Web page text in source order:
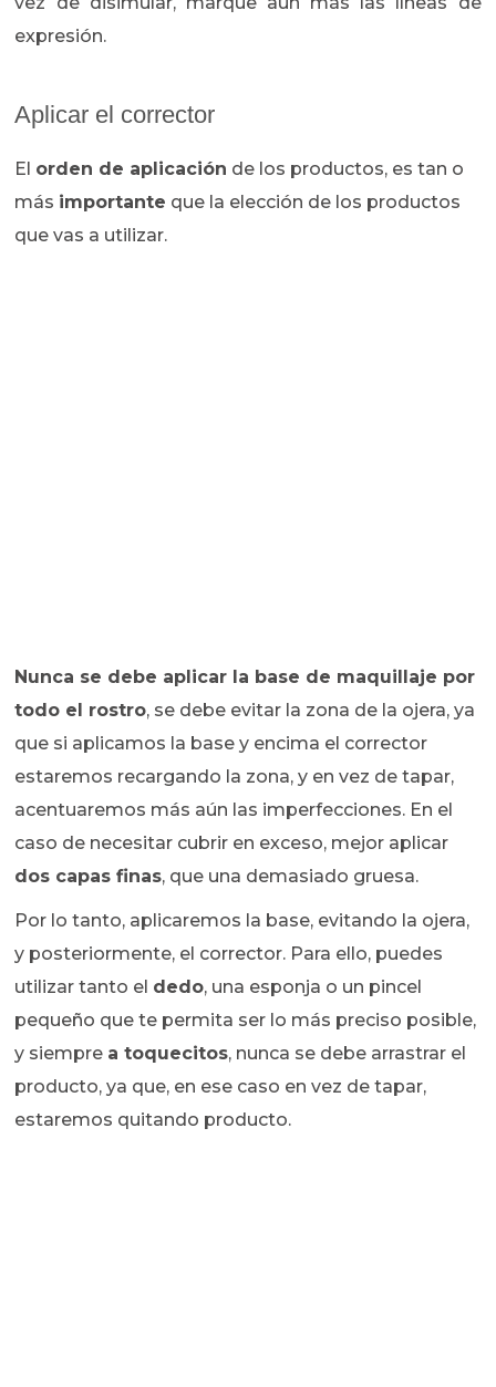
expresión.
Aplicar el corrector
El orden de aplicación de los productos, es tan o
más importante que la elección de los productos
que vas a utilizar.
Nunca se debe aplicar la base de maquillaje por
todo el rostro, se debe evitar la zona de la ojera, ya
que si aplicamos la base y encima el corrector
estaremos recargando la zona, y en vez de tapar,
acentuaremos más aún las imperfecciones. En el
caso de necesitar cubrir en exceso, mejor aplicar
dos capas finas, que una demasiado gruesa.
Por lo tanto, aplicaremos la base, evitando la ojera,
y posteriormente, el corrector. Para ello, puedes
utilizar tanto el dedo, una esponja o un pincel
pequeño que te permita ser lo más preciso posible,
y siempre a toquecitos, nunca se debe arrastrar el
producto, ya que, en ese caso en vez de tapar,
estaremos quitando producto.